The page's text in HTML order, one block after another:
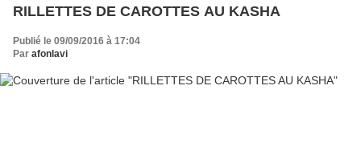
RILLETTES DE CAROTTES AU KASHA
Publié le 09/09/2016 à 17:04
Par afonlavi